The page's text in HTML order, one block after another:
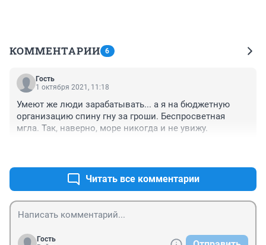
КОММЕНТАРИИ 6
Гость
1 октября 2021, 11:18
Умеют же люди зарабатывать... а я на бюджетную
организацию спину гну за гроши. Беспросветная
мгла. Так, наверно, море никогда и не увижу.
Читать все комментарии
Гость